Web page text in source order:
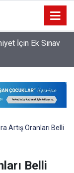
İçin Ek Sınav
Artış Oranları Belli
Belli